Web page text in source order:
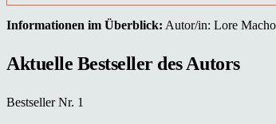
Informationen im Überblick: Autor/in: Lore
Aktuelle Bestseller des Autors
Bestseller Nr. 1